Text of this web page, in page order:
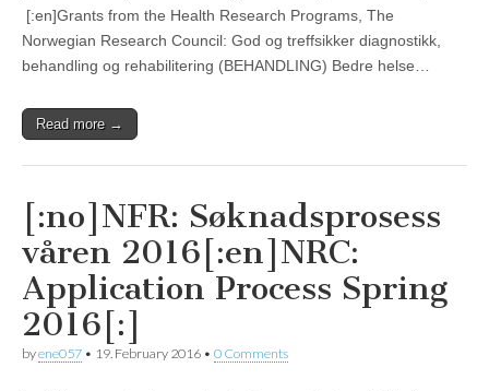
[:en]Grants from the Health Research Programs, The
Norwegian Research Council: God og treffsikker diagnostikk,
behandling og rehabilitering (BEHANDLING) Bedre helse…
Read more →
[:no]NFR: Søknadsprosess
våren 2016[:en]NRC:
Application Process Spring
2016[:]
byene057 • 19. February 2016 • 0 Comments